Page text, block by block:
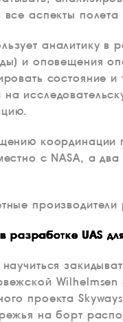
все аспекты
аналитику в
и оповещения
состояние
координации
с NASA, а
разработке UAS
проекта
на борт